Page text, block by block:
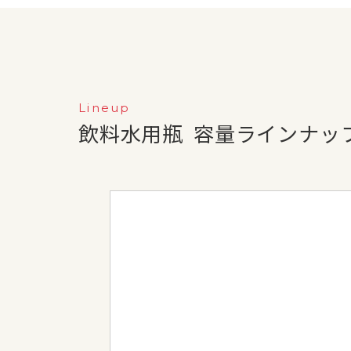
Lineup
飲料水用瓶 容量ラインナッ